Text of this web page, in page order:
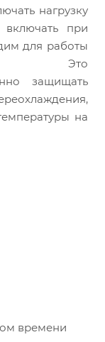
нагрузку
при
для работы
Это
защищать
на
времени